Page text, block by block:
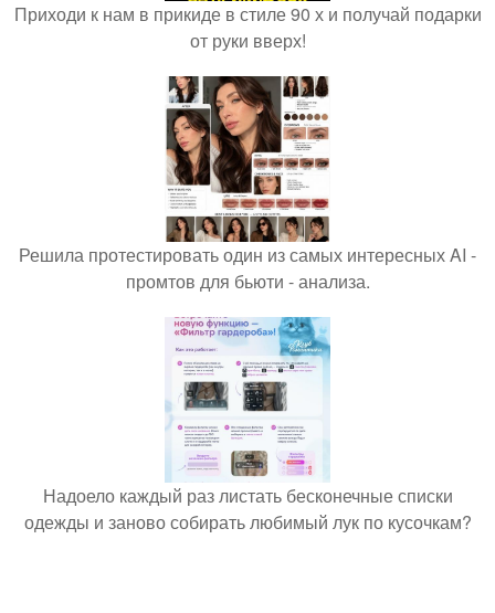
Приходи к нам в прикиде в стиле 90 х и получай подарки
от руки вверх!
Решила протестировать один из самых интересных AI -
промтов для бьюти - анализа.
Надоело каждый раз листать бесконечные списки
одежды и заново собирать любимый лук по кусочкам?